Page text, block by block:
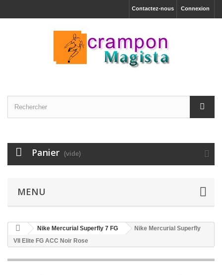
Connexion
Contactez-nous
Panier (vide)
MENU
Nike Mercurial Superfly 7 FG
Nike Mercurial Superfly
VII Elite FG ACC Noir Rose